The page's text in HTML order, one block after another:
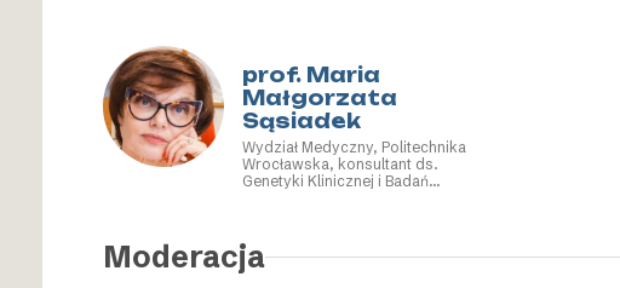
prof. Maria
Małgorzata
Sąsiadek
Wydział Medyczny, Politechnika
Wrocławska, konsultant ds.
Genetyki Klinicznej i Badań
Moderacja